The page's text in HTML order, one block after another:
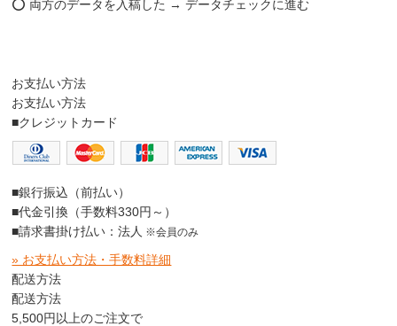
⭕️ 両方のデータを入稿した → データチェックに進む
お支払い方法
お支払い方法
■クレジットカード
■銀行振込（前払い）
■代金引換（手数料330円～）
■請求書掛け払い：法人 ※会員のみ
» お支払い方法・手数料詳細
配送方法
配送方法
5,500円以上のご注文で